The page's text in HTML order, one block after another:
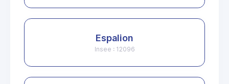
Espalion
Insee : 12096